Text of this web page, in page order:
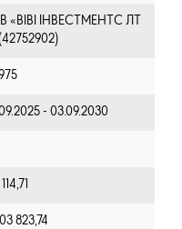
«ВІВІ ІНВЕСТМЕНТС ЛТ
- 03.09.2030
823,74